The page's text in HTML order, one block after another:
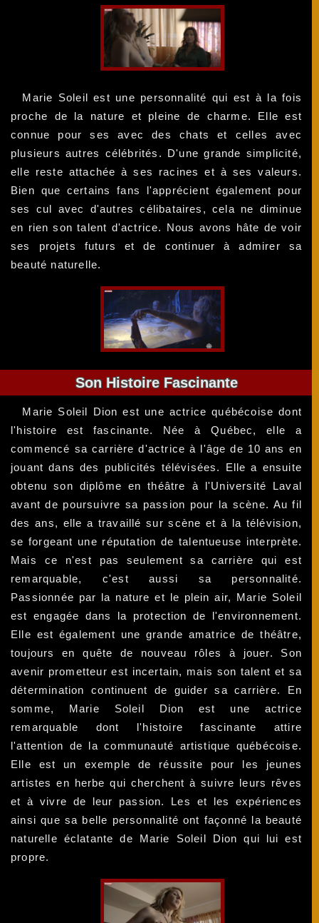
Marie Soleil est une personnalité qui est à la fois
proche de la nature et pleine de charme. Elle est
connue pour ses avec des chats et celles avec
plusieurs autres célébrités. D'une grande simplicité,
elle reste attachée à ses racines et à ses valeurs.
Bien que certains fans l'apprécient également pour
ses cul avec d'autres célibataires, cela ne diminue
en rien son talent d'actrice. Nous avons hâte de voir
ses projets futurs et de continuer à admirer sa
beauté naturelle.
Son Histoire Fascinante
Marie Soleil Dion est une actrice québécoise dont
l'histoire est fascinante. Née à Québec, elle a
commencé sa carrière d'actrice à l'âge de 10 ans en
jouant dans des publicités télévisées. Elle a ensuite
obtenu son diplôme en théâtre à l'Université Laval
avant de poursuivre sa passion pour la scène. Au fil
des ans, elle a travaillé sur scène et à la télévision,
se forgeant une réputation de talentueuse interprète.
Mais ce n'est pas seulement sa carrière qui est
remarquable, c'est aussi sa personnalité.
Passionnée par la nature et le plein air, Marie Soleil
est engagée dans la protection de l'environnement.
Elle est également une grande amatrice de théâtre,
toujours en quête de nouveau rôles à jouer. Son
avenir prometteur est incertain, mais son talent et sa
détermination continuent de guider sa carrière. En
somme, Marie Soleil Dion est une actrice
remarquable dont l'histoire fascinante attire
l'attention de la communauté artistique québécoise.
Elle est un exemple de réussite pour les jeunes
artistes en herbe qui cherchent à suivre leurs rêves
et à vivre de leur passion. Les et les expériences
ainsi que sa belle personnalité ont façonné la beauté
naturelle éclatante de Marie Soleil Dion qui lui est
propre.